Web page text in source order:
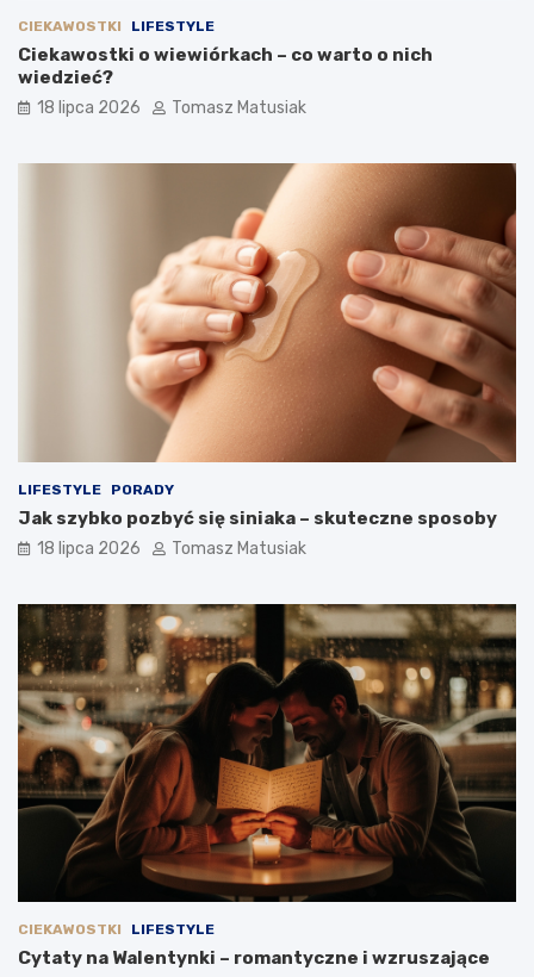
CIEKAWOSTKI LIFESTYLE
Ciekawostki o wiewiórkach – co warto o nich
wiedzieć?
18 lipca 2026 Tomasz Matusiak
LIFESTYLE PORADY
Jak szybko pozbyć się siniaka – skuteczne sposoby
18 lipca 2026 Tomasz Matusiak
CIEKAWOSTKI LIFESTYLE
Cytaty na Walentynki – romantyczne i wzruszające